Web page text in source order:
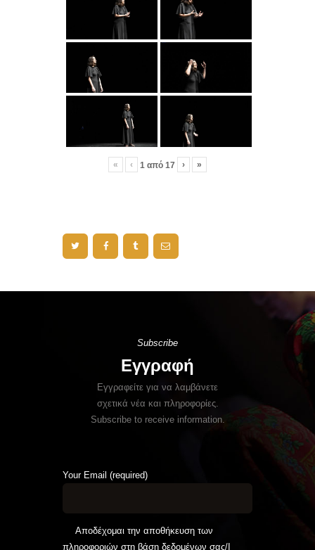
« ‹ 1 από 17 › »
Subscribe
Εγγραφή
Εγγραφείτε για να λαμβάνετε
σχετικά νέα και πληροφορίες.
Subscribe to receive information.
Your Email (required)
Αποδέχομαι την αποθήκευση των
πληροφοριών στη βάση δεδομένων σας/I